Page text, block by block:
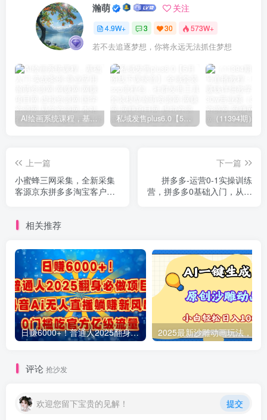
瀚萌 关注
4.9W+ 3 30 573W+
若不去追逐梦想，你将永远无法抓住梦想
AI绘画系统课程，基础入门-实战案例-商业应用 私域发售plus6.0【5月份线下课录音】/全域套装sop流程包，社群发售工具套装模型
上一篇
小蜜蜂三网采集，全新采集
客源京东拼多多淘宝客户一
下一篇
拼多多-运营0-1实操训练
营，拼多多0基础入门，从基
相关推荐
日赚6000+！普通人2025翻身必做项目，抖音Ai无人直播躺赚新风口，0门槛吃官方亿级流量
评论 抢沙发
欢迎您留下宝贵的见解！ 提交